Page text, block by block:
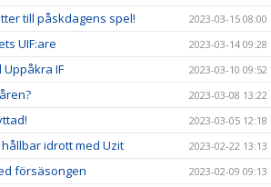
till påskdagens spel! 2023-03-15 08:00
UIF:are 2023-03-14 09:28
IF 2023-03-10 09:52
2023-03-08 13:22
2023-03-05 12:18
idrott med Uzit 2023-02-22 13:13
försäsongen 2023-02-09 09:13